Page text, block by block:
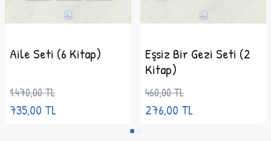
56
Kağıt Cinsi: Bristol Kağıt
Aile Seti (6 Kitap)
1.470,00TL
735,00 TL
Eşsiz Bir Gezi Seti (2
Kitap)
460,00TL
276,00 TL